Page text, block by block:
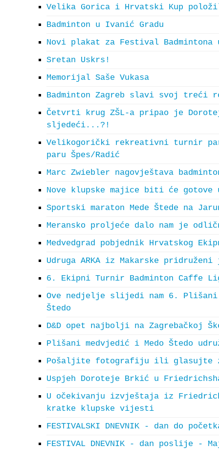
Velika Gorica i Hrvatski Kup
Badminton u Ivanić Gradu
Novi plakat za Festival Badmintona
Sretan Uskrs!
Memorijal Saše Vukasa
Badminton Zagreb slavi svoj treći
Četvrti krug ZŠL-a pripao je
sljedeći...?!
Velikogorički rekreativni turnir
paru Špes/Radić
Marc Zwiebler nagovještava
Nove klupske majice biti će gotove
Sportski maraton Mede Štede na
Meransko proljeće dalo nam je
Medvedgrad pobjednik Hrvatskog
Udruga ARKA iz Makarske pridruženi
6. Ekipni Turnir Badminton Caffe
Ove nedjelje slijedi nam 6. Plišani
Štedo
D&D opet najbolji na Zagrebačkoj
Plišani medvjedić i Medo Štedo
Pošaljite fotografiju ili glasujte
Uspjeh Doroteje Brkić u
U očekivanju izvještaja iz
kratke klupske vijesti
FESTIVALSKI DNEVNIK - dan do
FESTIVAL DNEVNIK - dan poslije -